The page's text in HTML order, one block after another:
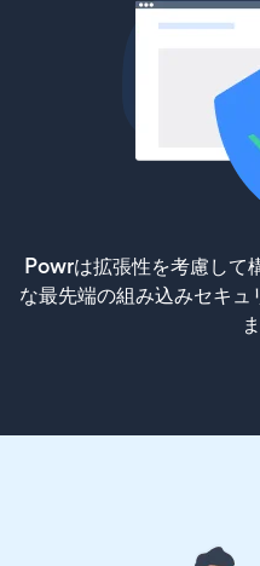
Powrは拡張性を考慮して
な最先端の組み込みセキ